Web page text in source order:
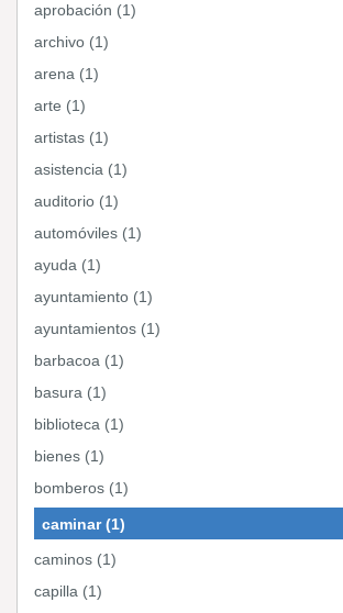
aprobación (1)
archivo (1)
arena (1)
arte (1)
artistas (1)
asistencia (1)
auditorio (1)
automóviles (1)
ayuda (1)
ayuntamiento (1)
ayuntamientos (1)
barbacoa (1)
basura (1)
biblioteca (1)
bienes (1)
bomberos (1)
caminar (1)
caminos (1)
capilla (1)